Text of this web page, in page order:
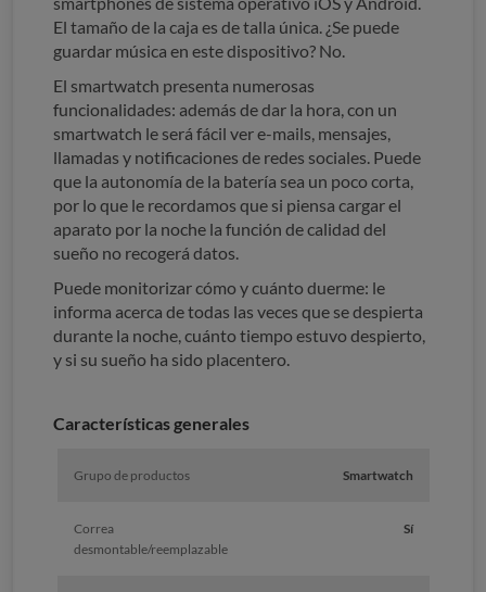
El tamaño de la caja es de talla única. ¿Se puede
guardar música en este dispositivo? No.
El smartwatch presenta numerosas
funcionalidades: además de dar la hora, con un
smartwatch le será fácil ver e-mails, mensajes,
llamadas y notificaciones de redes sociales. Puede
que la autonomía de la batería sea un poco corta,
por lo que le recordamos que si piensa cargar el
aparato por la noche la función de calidad del
sueño no recogerá datos.
Puede monitorizar cómo y cuánto duerme: le
informa acerca de todas las veces que se despierta
durante la noche, cuánto tiempo estuvo despierto,
y si su sueño ha sido placentero.
Características generales
Grupo de productos Smartwatch
Correa
desmontable/reemplazable
Sí